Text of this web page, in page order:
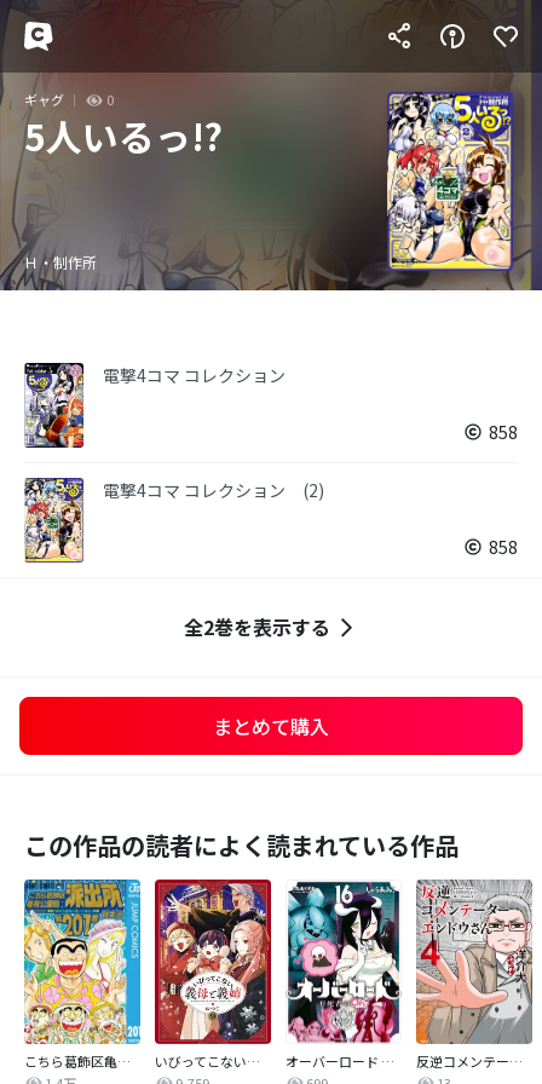
ギャグ 0
5人いるっ!?
Ｈ・制作所
電撃4コマ コレクション
858
電撃4コマ コレクション (2)
858
全2巻を表示する
まとめて購入
この作品の読者によく読まれている作品
こちら葛飾区亀有公園前派出所
いびってこない義母と義姉
オーバーロード 不死者のOh!
反逆コメンテーターエンドウさん